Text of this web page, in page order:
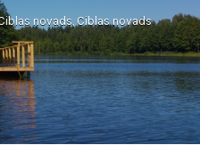
novads, Ciblas novads